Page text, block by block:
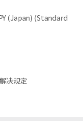
(Japan) (Standard
决规定